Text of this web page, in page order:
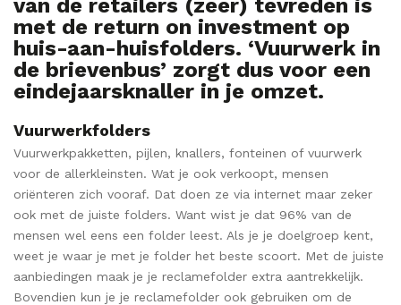
van de retailers (zeer) tevreden is
met de return on investment op
huis-aan-huisfolders. ‘Vuurwerk in
de brievenbus’ zorgt dus voor een
eindejaarsknaller in je omzet.
Vuurwerkfolders
Vuurwerkpakketten, pijlen, knallers, fonteinen of vuurwerk
voor de allerkleinsten. Wat je ook verkoopt, mensen
oriënteren zich vooraf. Dat doen ze via internet maar zeker
ook met de juiste folders. Want wist je dat 96% van de
mensen wel eens een folder leest. Als je je doelgroep kent,
weet je waar je met je folder het beste scoort. Met de juiste
aanbiedingen maak je je reclamefolder extra aantrekkelijk.
Bovendien kun je je reclamefolder ook gebruiken om de